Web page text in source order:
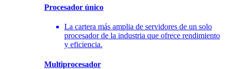
Procesador único
La cartera más amplia de servidores de un solo
procesador de la industria que ofrece rendimiento
y eficiencia.
Multiprocesador